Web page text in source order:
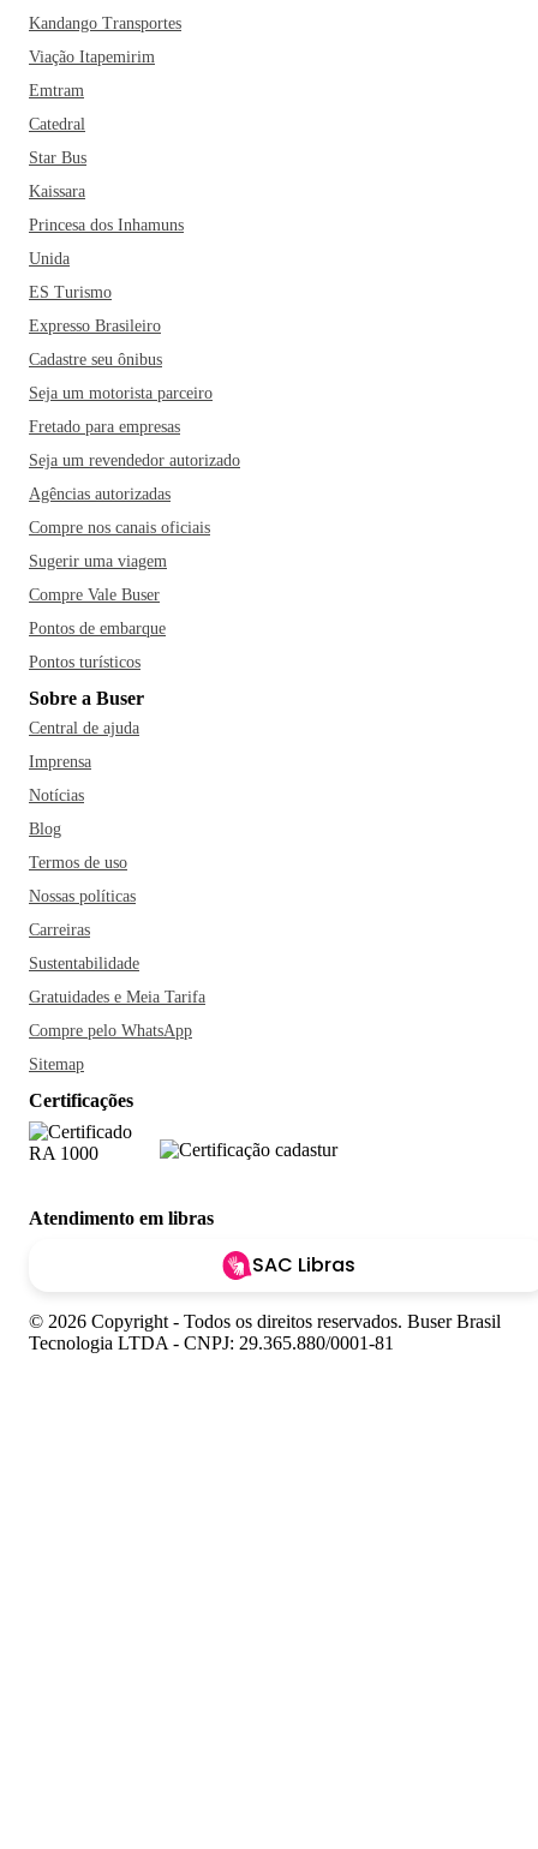
Kandango Transportes
Viação Itapemirim
Emtram
Catedral
Star Bus
Kaissara
Princesa dos Inhamuns
Unida
ES Turismo
Expresso Brasileiro
Cadastre seu ônibus
Seja um motorista parceiro
Fretado para empresas
Seja um revendedor autorizado
Agências autorizadas
Compre nos canais oficiais
Sugerir uma viagem
Compre Vale Buser
Pontos de embarque
Pontos turísticos
Sobre a Buser
Central de ajuda
Imprensa
Notícias
Blog
Termos de uso
Nossas políticas
Carreiras
Sustentabilidade
Gratuidades e Meia Tarifa
Compre pelo WhatsApp
Sitemap
Certificações
Atendimento em libras
SAC Libras
© 2026 Copyright - Todos os direitos reservados. Buser Brasil
Tecnologia LTDA - CNPJ: 29.365.880/0001-81